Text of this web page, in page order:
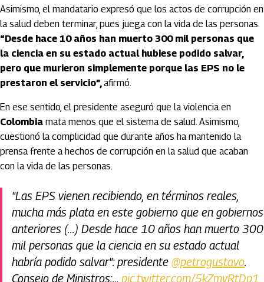
Asimismo, el mandatario expresó que los actos de corrupción en
la salud deben terminar, pues juega con la vida de las personas.
“Desde hace 10 años han muerto 300 mil personas que
la ciencia en su estado actual hubiese podido salvar,
pero que murieron simplemente porque las EPS no le
prestaron el servicio”,afirmó.
En ese sentido, el presidente aseguró que la violencia en
Colombia mata menos que el sistema de salud. Asimismo,
cuestionó la complicidad que durante años ha mantenido la
prensa frente a hechos de corrupción en la salud que acaban
con la vida de las personas.
"Las EPS vienen recibiendo, en términos reales,
mucha más plata en este gobierno que en gobiernos
anteriores (...) Desde hace 10 años han muerto 300
mil personas que la ciencia en su estado actual
habría podido salvar": presidente @petrogustavo.
Consejo de Ministros:… pic.twitter.com/5kZmvRtDp1